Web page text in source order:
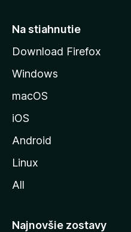
r
n
k
o
z
l
Na stiahnutie
Download Firefox
Windows
macOS
iOS
Android
Linux
All
Najnovšie zostavy